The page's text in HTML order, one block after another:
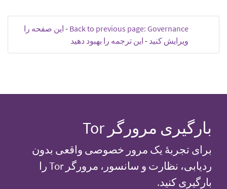
Back to previous page: Governance
- این صفحه را
ویرایش کنید - این ترجمه را بهبود دهید
بارگیری مرورگر Tor
برای تجربهٔ یک مرور خصوصی واقعی بدون
ردیابی، نظارت و سانسور، مرورگر Tor را
بارگیری کنید.